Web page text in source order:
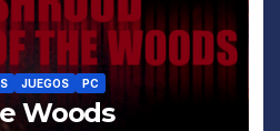
JUEGOS PC
Woods